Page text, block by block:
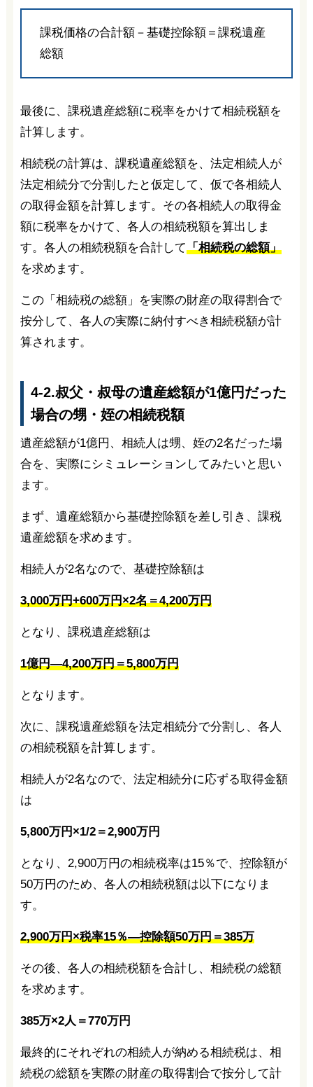
課税価格の合計額－基礎控除額＝課税遺産
総額
最後に、課税遺産総額に税率をかけて相続税額を
計算します。
相続税の計算は、課税遺産総額を、法定相続人が
法定相続分で分割したと仮定して、仮で各相続人
の取得金額を計算します。その各相続人の取得金
額に税率をかけて、各人の相続税額を算出しま
す。各人の相続税額を合計して「相続税の総額」
を求めます。
この「相続税の総額」を実際の財産の取得割合で
按分して、各人の実際に納付すべき相続税額が計
算されます。
4-2.叔父・叔母の遺産総額が1億円だった
場合の甥・姪の相続税額
遺産総額が1億円、相続人は甥、姪の2名だった場
合を、実際にシミュレーションしてみたいと思い
ます。
まず、遺産総額から基礎控除額を差し引き、課税
遺産総額を求めます。
相続人が2名なので、基礎控除額は
3,000万円+600万円×2名＝4,200万円
となり、課税遺産総額は
1億円―4,200万円＝5,800万円
となります。
次に、課税遺産総額を法定相続分で分割し、各人
の相続税額を計算します。
相続人が2名なので、法定相続分に応ずる取得金額
は
5,800万円×1/2＝2,900万円
となり、2,900万円の相続税率は15％で、控除額が
50万円のため、各人の相続税額は以下になりま
す。
2,900万円×税率15％―控除額50万円＝385万
その後、各人の相続税額を合計し、相続税の総額
を求めます。
385万×2人＝770万円
最終的にそれぞれの相続人が納める相続税は、相
続税の総額を実際の財産の取得割合で按分して計